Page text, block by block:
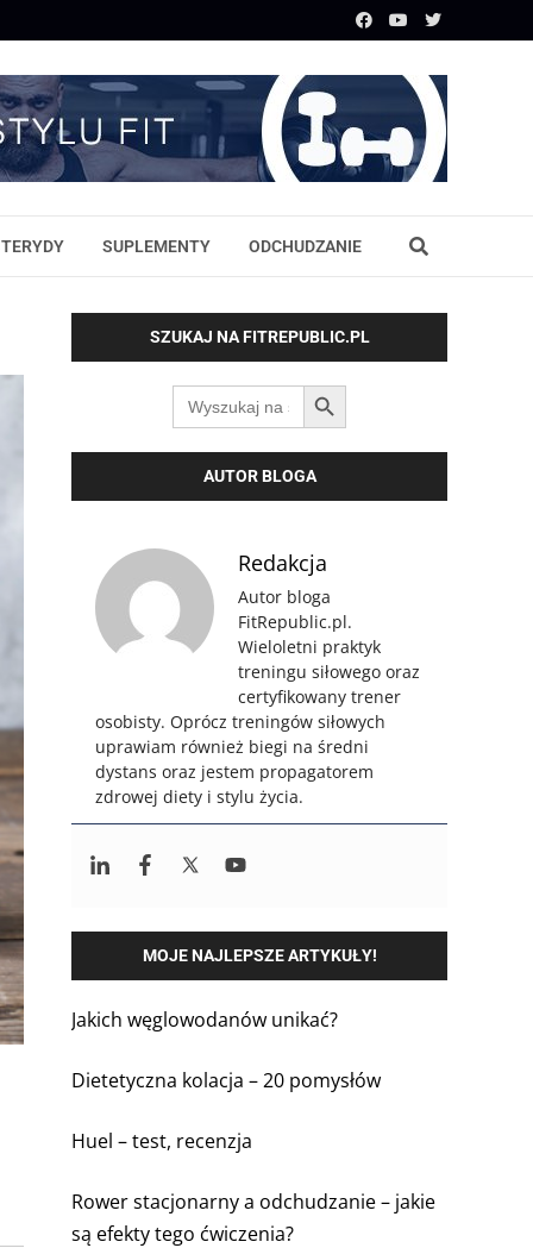
SUPLEMENTY ODCHUDZANIE
SZUKAJ NA FITREPUBLIC.PL
Search
for:
SEARCH BUTTON
AUTOR BLOGA
Redakcja
Autor bloga
FitRepublic.pl.
Wieloletni praktyk
treningu siłowego oraz
certyfikowany trener
osobisty. Oprócz treningów siłowych
uprawiam również biegi na średni
dystans oraz jestem propagatorem
zdrowej diety i stylu życia.
MOJE NAJLEPSZE ARTYKUŁY!
Jakich węglowodanów unikać?
Dietetyczna kolacja – 20 pomysłów
Huel – test, recenzja
Rower stacjonarny a odchudzanie – jakie
są efekty tego ćwiczenia?